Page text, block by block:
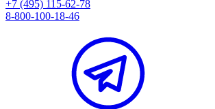
+7 (495) 115-62-78
8-800-100-18-46